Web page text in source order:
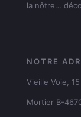
la nôtre…
NOTRE
Vieille Voie, 15
Mortier B-